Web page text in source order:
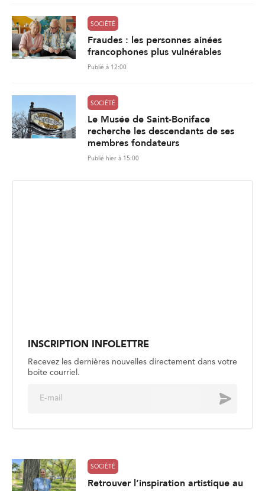
SOCIÉTÉ
Fraudes : les personnes ainées
francophones plus vulnérables
Publié à 12:00
SOCIÉTÉ
Le Musée de Saint-Boniface
recherche les descendants de ses
membres fondateurs
Publié hier à 15:00
l
Retrouver l’inspiration artistique au
La sécurité aquatique, un enjeu
estival